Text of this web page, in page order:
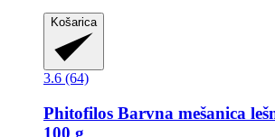
Košarica
3.6 (64)
Phitofilos Barvna mešanica
100 g